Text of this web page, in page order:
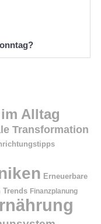
Alltag
Transformation
Erneuerbare
Trends Finanzplanung